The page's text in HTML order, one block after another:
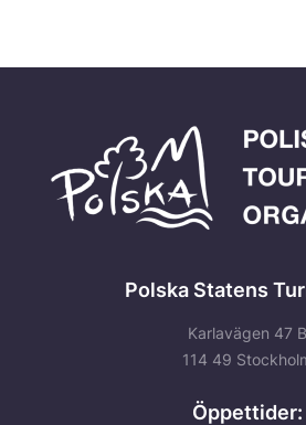
Polska Statens
Karlavägen 47 B
114 49
Öppettider: